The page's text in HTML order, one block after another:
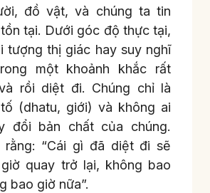
đồ vật, và chúng ta tin
tại. Dưới góc độ thực tại,
tượng thị giác hay suy nghĩ
một khoảnh khắc rất
rồi diệt đi. Chúng chỉ là
(dhatu, giới) và không ai
đổi bản chất của chúng.
rằng: “Cái gì đã diệt đi sẽ
quay trở lại, không bao
bao giờ nữa”.